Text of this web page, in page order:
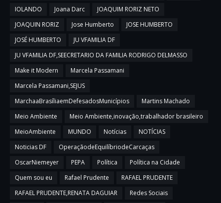
IOLANDO
Joana Darc
JOAQUIM RORIZ NETO
JOAQUIN RORIZ
Jose Humberto
JOSE HUMBERTO
JOSÉ HUMBERTO
JU VFAMILIA DF
JU VFAMILIA DF,SEECRETARIO DA FAMILIA RODRIGO DELMASSO
Make it Modern
Marcela Passamani
Marcela Passamani,SEJUS
MarchaaBrasíliaemDefesadosMunicípios
Martins Machado
Meio Ambiente
Meio Ambiente,inovação,trabalhador brasileiro
MeioAmbiente
MUNDO Notícias
NOTÍCIAS
Noticias DF
OperaçãodeEquilíbriodeCarcaças
OscarNiemeyer
PEPA Política
Política na Cidade
Quem sou eu
Rafael Prudente
RAFAEL PRUDENTE
RAFAEL PRUDENTE,RENATA DAGUIAR
Redes Sociais